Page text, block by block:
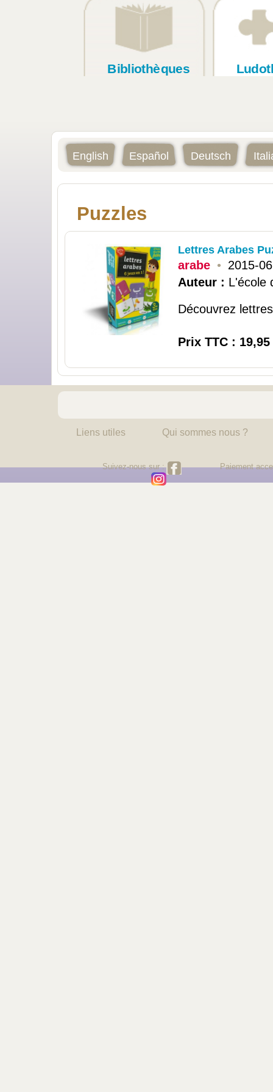
Bibliothèques
English Español Deutsch
Puzzles
Lettres Arabes
arabe • 2015-06
Auteur : L'école
Découvrez
Prix TTC : 19,95
Liens utiles Qui sommes nous ?
Suivez-nous sur : Paiement